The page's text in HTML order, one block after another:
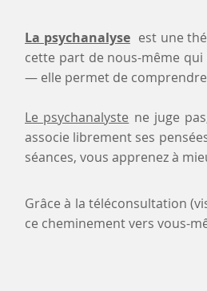
La psychanalyse est une
cette part de nous-même
— elle permet de
Le psychanalyste ne juge
associe librement ses
séances, vous apprenez à
Grâce à la téléconsultation
ce cheminement vers vous-